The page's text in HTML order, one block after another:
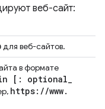
веб-сайт:
для веб-сайтов.
в формате
[: optional_
https: //www.